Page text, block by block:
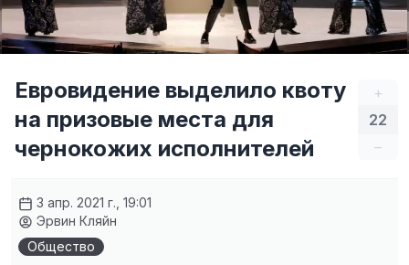
+
22
–
Евровидение выделило квоту
на призовые места для
чернокожих исполнителей
3 апр. 2021 г., 19:01
Эрвин Кляйн
Общество